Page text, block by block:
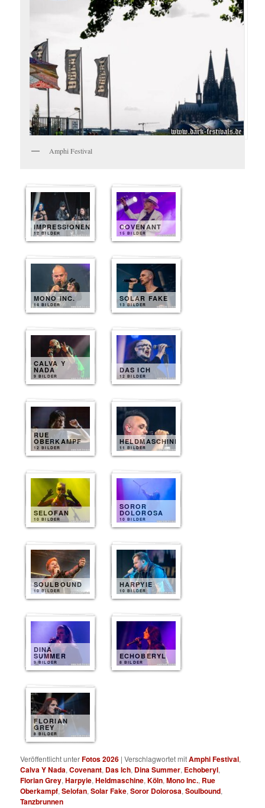
Amphi Festival
IMPRESSIONEN
12 BILDER
COVENANT
15 BILDER
MONO INC.
14 BILDER
SOLAR FAKE
13 BILDER
CALVA Y
NADA
9 BILDER
DAS ICH
12 BILDER
RUE
OBERKAMPF
12 BILDER
HELDMASCHINE
11 BILDER
SELOFAN
10 BILDER
SOROR
DOLOROSA
10 BILDER
SOULBOUND
10 BILDER
HARPYIE
10 BILDER
DINA
SUMMER
9 BILDER
ECHOBERYL
8 BILDER
FLORIAN
GREY
8 BILDER
Veröffentlicht unterFotos 2026 |Verschlagwortet mitAmphi Festival,
Calva Y Nada,Covenant, Das Ich, Dina Summer, Echoberyl,
Florian Grey,Harpyie,Heldmaschine,Köln,Mono Inc., Rue
Oberkampf,Selofan,Solar Fake,Soror Dolorosa,Soulbound,
Tanzbrunnen